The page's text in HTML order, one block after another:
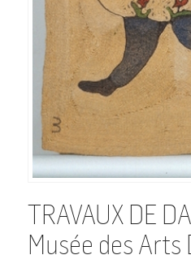
TRAVAUX DE
Musée des